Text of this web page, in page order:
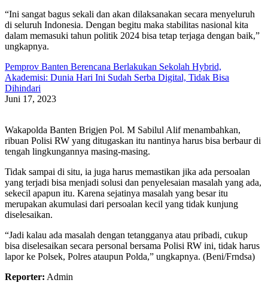
“Ini sangat bagus sekali dan akan dilaksanakan secara menyeluruh
di seluruh Indonesia. Dengan begitu maka stabilitas nasional kita
dalam memasuki tahun politik 2024 bisa tetap terjaga dengan baik,”
ungkapnya.
Pemprov Banten Berencana Berlakukan Sekolah Hybrid,
Akademisi: Dunia Hari Ini Sudah Serba Digital, Tidak Bisa
Dihindari
Juni 17, 2023
Wakapolda Banten Brigjen Pol. M Sabilul Alif menambahkan,
ribuan Polisi RW yang ditugaskan itu nantinya harus bisa berbaur di
tengah lingkungannya masing-masing.
Tidak sampai di situ, ia juga harus memastikan jika ada persoalan
yang terjadi bisa menjadi solusi dan penyelesaian masalah yang ada,
sekecil apapun itu. Karena sejatinya masalah yang besar itu
merupakan akumulasi dari persoalan kecil yang tidak kunjung
diselesaikan.
“Jadi kalau ada masalah dengan tetangganya atau pribadi, cukup
bisa diselesaikan secara personal bersama Polisi RW ini, tidak harus
lapor ke Polsek, Polres ataupun Polda,” ungkapnya. (Beni/Frndsa)
Reporter: Admin